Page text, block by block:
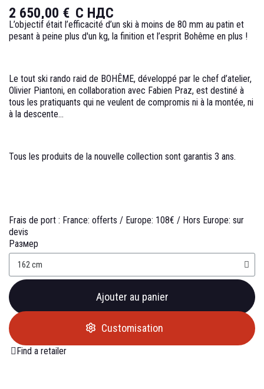
2 650,00 € С НДС
L’objectif était l’efficacité d’un ski à moins de 80 mm au patin et
pesant à peine plus d'un kg, la finition et l’esprit Bohême en plus !
Le tout ski rando raid de BOHÊME, développé par le chef d’atelier,
Olivier Piantoni, en collaboration avec Fabien Praz, est destiné à
tous les pratiquants qui ne veulent de compromis ni à la montée, ni
à la descente...
Tous les produits de la nouvelle collection sont garantis 3 ans.
Frais de port : France: offerts / Europe: 108€ / Hors Europe: sur
devis
Размер
Ajouter au panier
Customisation
Find a retailer